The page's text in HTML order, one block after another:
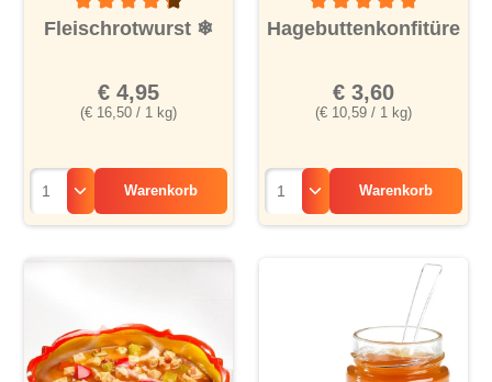
Durchschnittliche Bewertung von 4.1 von 5 Sternen
Fleischrotwurst ❄
(€ 16,50 / 1 kg)
€ 4,95
Warenkorb
Durchschnittliche
Hagebuttenkonfitüre
(€ 10,59 / 1 kg)
€ 3,60
Warenkorb